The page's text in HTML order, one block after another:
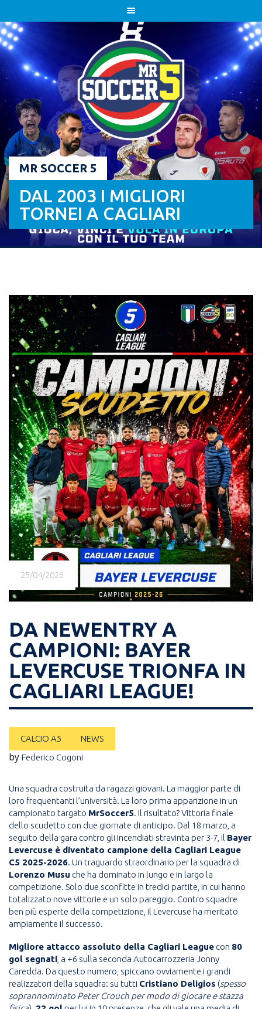
to
content
MR SOCCER 5
DAL 2003 I MIGLIORI
TORNEI A CAGLIARI
DA NEWENTRY A
CAMPIONI: BAYER
LEVERCUSE TRIONFA IN
CAGLIARI LEAGUE!
CALCIO A5 NEWS
25/04/2026
by Federico Cogoni
Una squadra costruita da ragazzi giovani. La maggior parte di
loro frequentanti l’università. La loro prima apparizione in un
campionato targato MrSoccer5. Il risultato? Vittoria finale
dello scudetto con due giornate di anticipo. Dal 18 marzo, a
seguito della gara contro gli Incendiati stravinta per 3-7, il Bayer
Levercuse è diventato campione della Cagliari League
C5 2025-2026. Un traguardo straordinario per la squadra di
Lorenzo Musu che ha dominato in lungo e in largo la
competizione. Solo due sconfitte in tredici partite, in cui hanno
totalizzato nove vittorie e un solo pareggio. Contro squadre
ben più esperte della competizione, il Levercuse ha meritato
ampiamente il successo.
Migliore attacco assoluto della Cagliari League con 80
gol segnati , a +6 sulla seconda Autocarrozzeria Jonny
Caredda. Da questo numero, spiccano ovviamente i grandi
realizzatori della squadra: su tutti Cristiano Deligios (spesso
soprannominato Peter Crouch per modo di giocare e stazza